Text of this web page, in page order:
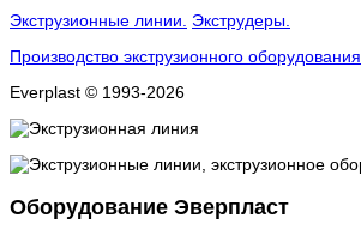
Экструзионные линии.
Экструдеры.
Производство экструзионного оборудования
Everplast © 1993-2026
Оборудование Эверпласт